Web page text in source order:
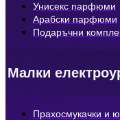
Унисекс парфюми
Арабски парфюми
Подаръчни
Малки
Прахосмукачки и